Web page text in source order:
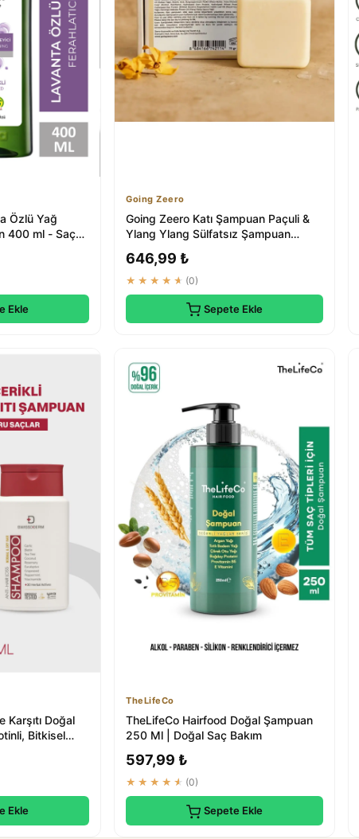
Özlü Yağ
400 ml - Saç
Ekle
Going Zeero
Going Zeero Katı Şampuan Paçuli &
Ylang Ylang Sülfatsız Şampuan
646,99 ₺
★★★★★ (0)
Sepete Ekle
Doğal
Bitkisel
Ekle
TheLifeCo
TheLifeCo Hairfood Doğal Şampuan
250 Ml | Doğal Saç Bakım
597,99 ₺
★★★★★ (0)
Sepete Ekle